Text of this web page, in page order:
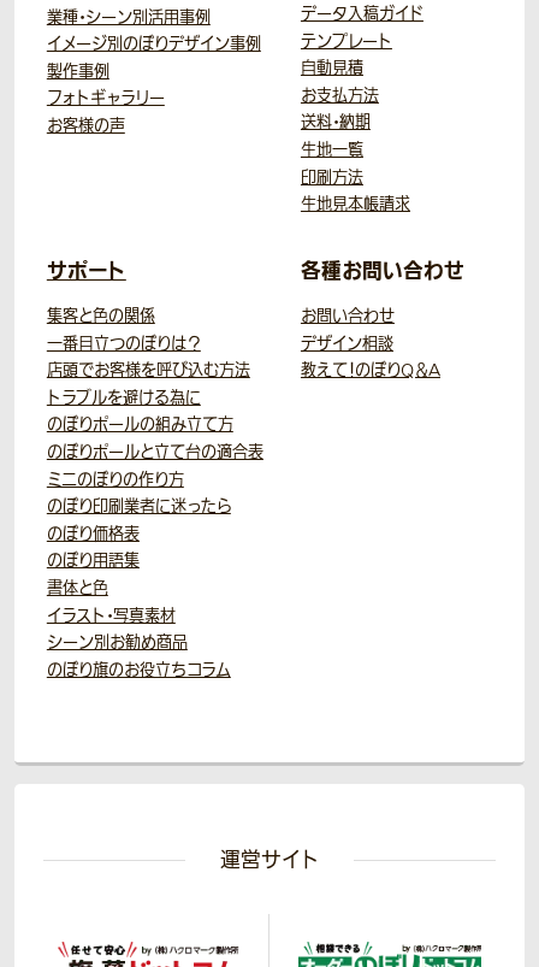
業種・シーン別活用事例
イメージ別のぼりデザイン事例
製作事例
フォトギャラリー
お客様の声
データ入稿ガイド
テンプレート
自動見積
お支払方法
送料・納期
生地一覧
印刷方法
生地見本帳請求
サポート
集客と色の関係
一番目立つのぼりは？
店頭でお客様を呼び込む方法
トラブルを避ける為に
のぼりポールの組み立て方
のぼりポールと立て台の適合表
ミニのぼりの作り方
のぼり印刷業者に迷ったら
のぼり価格表
のぼり用語集
書体と色
イラスト・写真素材
シーン別お勧め商品
のぼり旗のお役立ちコラム
各種お問い合わせ
お問い合わせ
デザイン相談
教えて！のぼりQ＆A
運営サイト